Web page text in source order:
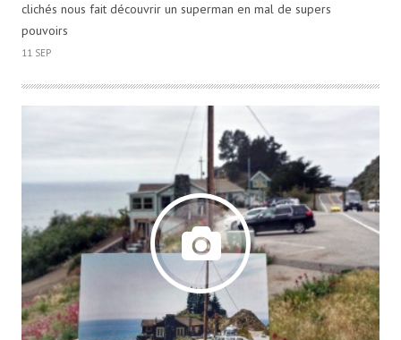
clichés nous fait découvrir un superman en mal de supers
pouvoirs
11 SEP